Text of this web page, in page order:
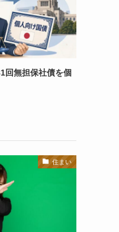
回無担保社債を個
住まい